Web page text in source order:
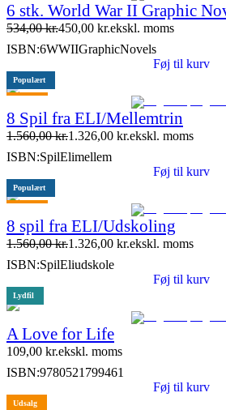
6 stk. World War II Graphic
534,00kr.450,00 kr.ekskl. moms
ISBN:6WWIIGraphicNovels
Føj til kurv
Populært
8 Spil fra ELI/Mellemtrin
1.560,00kr.1.326,00 kr.ekskl. moms
ISBN:SpilElimellem
Føj til kurv
Populært
8 spil fra ELI/Udskoling
1.560,00kr.1.326,00 kr.ekskl. moms
ISBN:SpilEliudskole
Føj til kurv
Lydfil
A Love for Life
109,00 kr.ekskl. moms
ISBN:9780521799461
Føj til kurv
Udsalg